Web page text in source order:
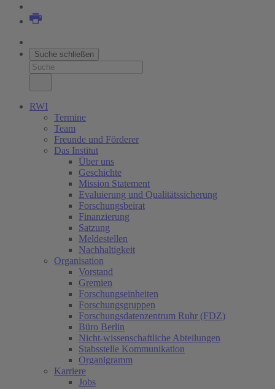
Suche schließen
RWI
Termine
Team
Freunde und Förderer
Das Institut
Über uns
Geschichte
Mission Statement
Evaluierung und Qualitätssicherung
Forschungsbeirat
Finanzierung
Satzung
Meldestellen
Nachhaltigkeit
Organisation
Vorstand
Gremien
Forschungseinheiten
Forschungsgruppen
Forschungsdatenzentrum Ruhr (FDZ)
Büro Berlin
Nicht-wissenschaftliche Abteilungen
Stabsstelle Kommunikation
Organigramm
Karriere
Jobs